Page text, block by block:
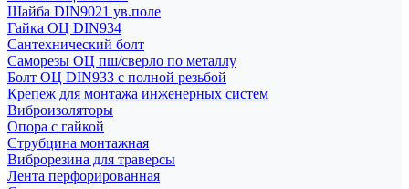
Шайба DIN9021 ув.поле
Гайка ОЦ DIN934
Сантехнический болт
Саморезы ОЦ пш/сверло по металлу
Болт ОЦ DIN933 с полной резьбой
Крепеж для монтажа инженерных систем
Виброизоляторы
Опора с гайкой
Струбцина монтажная
Виброрезина для траверсы
Лента перфорированная